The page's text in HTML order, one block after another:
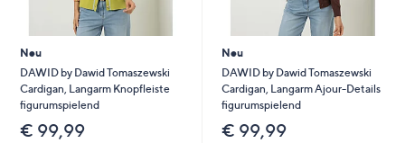
Neu
DAWID by Dawid Tomaszewski
Cardigan, Langarm Knopfleiste
figurumspielend
€ 99,99
Neu
DAWID by Dawid Tomaszewski
Cardigan, Langarm Ajour-Details
figurumspielend
€ 99,99